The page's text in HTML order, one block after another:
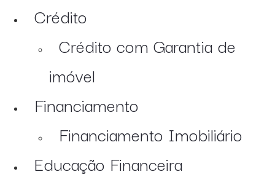
Crédito
Crédito com Garantia de
imóvel
Financiamento
Financiamento Imobiliário
Educação Financeira